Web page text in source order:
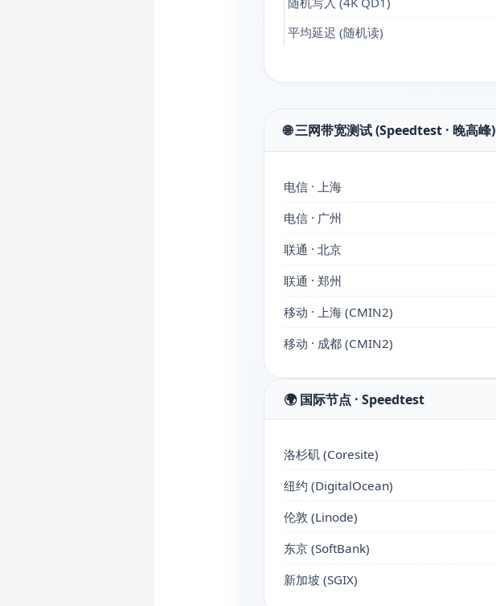
平均延迟 (随机读)
🌐 三网带宽测试 (Speedtest · 晚高峰)
电信 · 上海
电信 · 广州
联通 · 北京
联通 · 郑州
移动 · 上海 (CMIN2)
移动 · 成都 (CMIN2)
🌍 国际节点 · Speedtest
洛杉矶 (Coresite)
纽约 (DigitalOcean)
伦敦 (Linode)
东京 (SoftBank)
新加坡 (SGIX)